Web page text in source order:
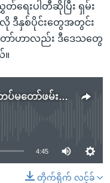
ရေးပါတီဆိုပြီး ရှမ်း
လို ဒီနှစ်ပိုင်းတွေအတွင်း
တော်ဟာလည်း ဒီဒေသတွေ
။
ကျားနီပါတီ စည်းရုံးရေးမှူးတစ်ဦး တပ်မတော်ဖမ်းဆီး
available
4:45
တိုက်ရိုက် လင့်ခ်